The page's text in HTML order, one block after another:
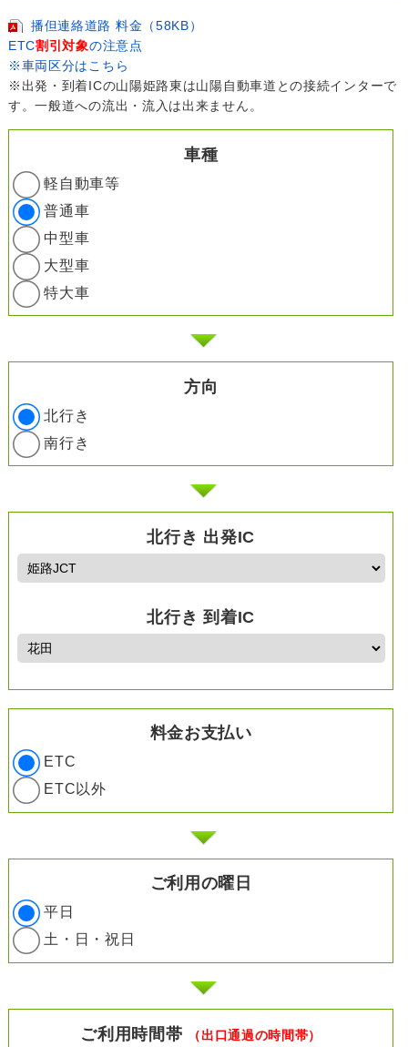
播但連絡道路 料金（58KB）
ETC割引対象の注意点
※車両区分はこちら
※出発・到着ICの山陽姫路東は山陽自動車道との接続インターで
す。一般道への流出・流入は出来ません。
車種
軽自動車等
普通車
中型車
大型車
特大車
方向
北行き
南行き
北行き 出発IC
北行き 到着IC
料金お支払い
ETC
ETC以外
ご利用の曜日
平日
土・日・祝日
ご利用時間帯 （出口通過の時間帯）